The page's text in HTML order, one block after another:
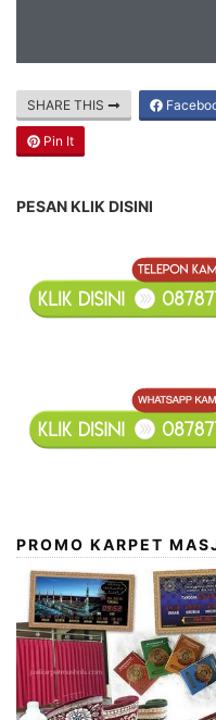
SHARE THIS
Pin It
PESAN KLIK DISINI
PROMO KARPET